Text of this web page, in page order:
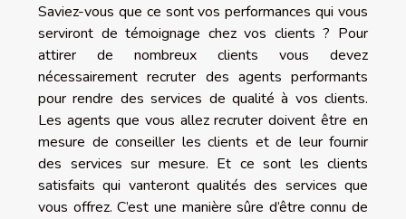
Saviez-vous que ce sont vos performances qui vous
serviront de témoignage chez vos clients ? Pour
attirer de nombreux clients vous devez
nécessairement recruter des agents performants
pour rendre des services de qualité à vos clients.
Les agents que vous allez recruter doivent être en
mesure de conseiller les clients et de leur fournir
des services sur mesure. Et ce sont les clients
satisfaits qui vanteront qualités des services que
vous offrez. C’est une manière sûre d’être connu de